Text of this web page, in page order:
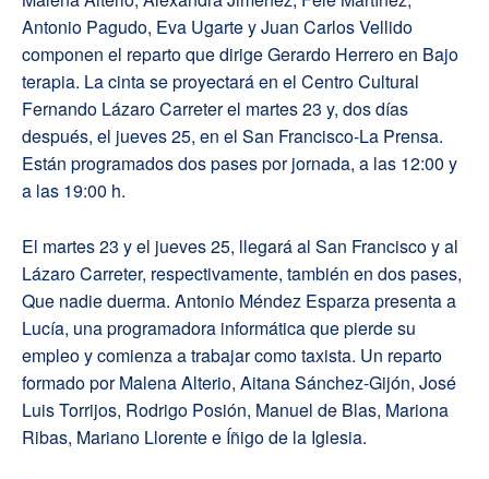
Antonio Pagudo, Eva Ugarte y Juan Carlos Vellido
componen el reparto que dirige Gerardo Herrero en Bajo
terapia. La cinta se proyectará en el Centro Cultural
Fernando Lázaro Carreter el martes 23 y, dos días
después, el jueves 25, en el San Francisco-La Prensa.
Están programados dos pases por jornada, a las 12:00 y
a las 19:00 h.
El martes 23 y el jueves 25, llegará al San Francisco y al
Lázaro Carreter, respectivamente, también en dos pases,
Que nadie duerma. Antonio Méndez Esparza presenta a
Lucía, una programadora informática que pierde su
empleo y comienza a trabajar como taxista. Un reparto
formado por Malena Alterio, Aitana Sánchez-Gijón, José
Luis Torrijos, Rodrigo Posión, Manuel de Blas, Mariona
Ribas, Mariano Llorente e Íñigo de la Iglesia.